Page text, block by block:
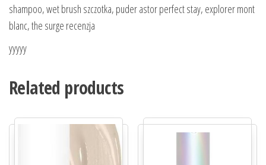
shampoo, wet brush szczotka, puder astor perfect stay, explorer mont
blanc, the surge recenzja
yyyyy
Related products